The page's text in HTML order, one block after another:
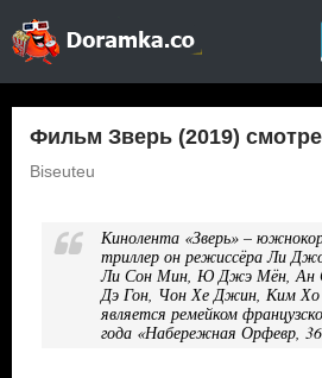
Фильм Зверь (2019)
Biseuteu
Кинолента «Зверь» –
триллер он режиссёра Ли
Ли Сон Мин, Ю Джэ Мён, Ан
Дэ Гон, Чон Хе Джин, Ким
является ремейком
года «Набережная Орфевр,